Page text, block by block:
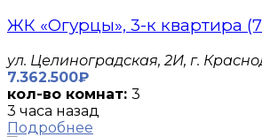
ЖК «Огурцы», 3-к квартира
​ул. Целиноградская, 2И, г.
7.362.500₽
кол-во комнат: 3
3 часа назад
Подробнее